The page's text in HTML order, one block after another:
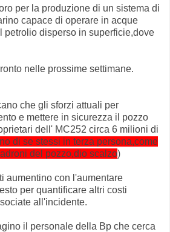
per la produzione di un sistema di
capace di operare in acque
petrolio disperso in superficie,dove
nelle prossime settimane.
che gli sforzi attuali per
e mettere in sicurezza il pozzo
dell' MC252 circa 6 milioni di
di se stessi in terza persona,come
del pozzo,dio scalzo)
aumentino con l'aumentare
per quantificare altri costi
all'incidente.
il personale della Bp che cerca